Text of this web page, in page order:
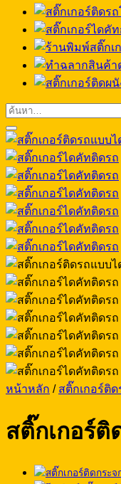
หน้าหลัก / สติ๊กเกอร์ติด
สติ๊กเกอร์